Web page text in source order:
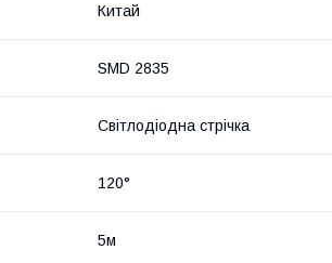
Китай
SMD 2835
Світлодіодна стрічка
120°
5м